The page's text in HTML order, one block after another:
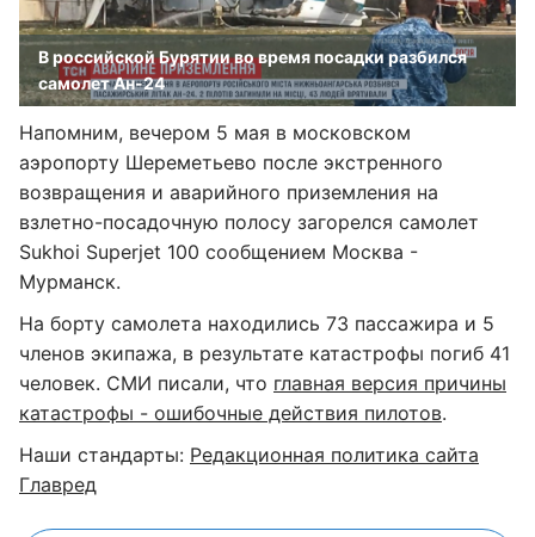
В российской Бурятии во время посадки разбился
самолет Ан-24
Напомним, вечером 5 мая в московском
аэропорту Шереметьево после экстренного
возвращения и аварийного приземления на
взлетно-посадочную полосу загорелся самолет
Sukhoi Superjet 100 сообщением Москва -
Мурманск.
На борту самолета находились 73 пассажира и 5
членов экипажа, в результате катастрофы погиб 41
человек. СМИ писали, что главная версия причины
катастрофы - ошибочные действия пилотов.
Наши стандарты: Редакционная политика сайта
Главред